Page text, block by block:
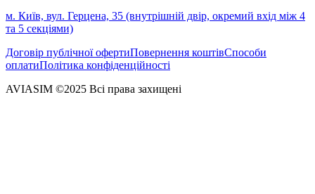
м. Київ, вул. Герцена, 35 (внутрішній двір, окремий вхід між 4
та 5 секціями)
Договір публічної офертиПовернення коштівСпособи
оплатиПолітика конфіденційності
AVIASIM ©2025 Всі права захищені